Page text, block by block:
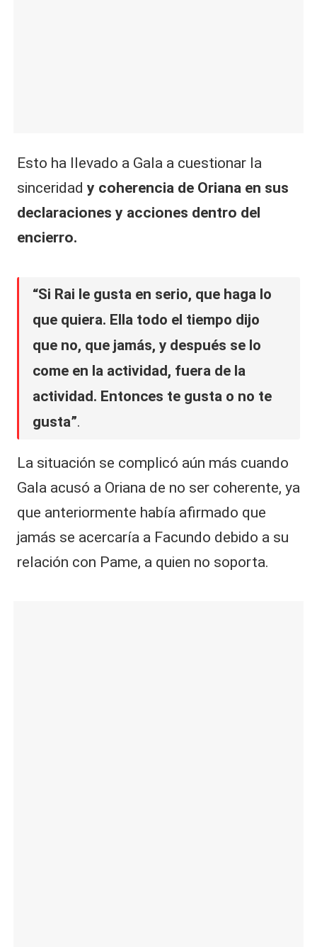
Esto ha llevado a Gala a cuestionar la
sinceridad y coherencia de Oriana en sus
declaraciones y acciones dentro del
encierro.
“Si Rai le gusta en serio, que haga lo
que quiera. Ella todo el tiempo dijo
que no, que jamás, y después se lo
come en la actividad, fuera de la
actividad. Entonces te gusta o no te
gusta”.
La situación se complicó aún más cuando
Gala acusó a Oriana de no ser coherente, ya
que anteriormente había afirmado que
jamás se acercaría a Facundo debido a su
relación con Pame, a quien no soporta.